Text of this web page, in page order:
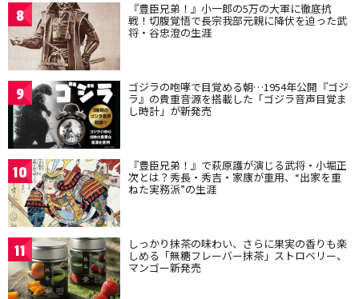
8 『豊臣兄弟！』小一郎の5万の大軍に徹底抗
戦！切腹覚悟で長宗我部元親に降伏を迫った武
将・谷忠澄の生涯
9 ゴジラの咆哮で目覚める朝…1954年公開『ゴジ
ラ』の貴重音源を搭載した「ゴジラ音声目覚ま
し時計」が新発売
10 『豊臣兄弟！』で萩原護が演じる武将・小堀正
次とは？秀長・秀吉・家康が重用、“出家を重
ねた実務派”の生涯
11 しっかり抹茶の味わい、さらに果実の香りも楽
しめる「無糖フレーバー抹茶」ストロベリー、
マンゴー新発売